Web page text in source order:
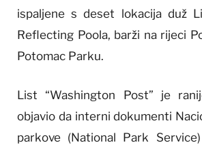
ispaljene s deset lokacija duž
Reflecting Poola, barži na rijeci
Potomac Parku.
List “Washington Post” je
objavio da interni dokumenti
parkove (National Park